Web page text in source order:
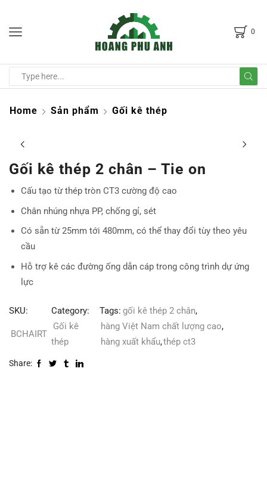
0
Home Sản phẩm Gối kê thép
Gối kê thép 2 chân – Tie on
Cấu tạo từthép tròn CT3 cường độ cao
Chân nhúng nhựa PP, chống gỉ, sét
Có sẵn từ 25mm tới 480mm, có thể thay đổi tùy theo yêu
cầu
Hỗ trợ kê các đường ống dẫn cáp trong công trình dự ứng
lực
SKU:
BCHAIRT
Category:
Gối kê
thép
Tags: gối kê thép 2 chân,
hàng Việt Nam chất lượng cao,
hàng xuất khẩu,thép ct3
Share: